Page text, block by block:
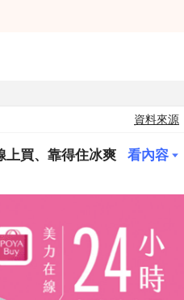
資料來源
上買、靠得住冰爽
看內容